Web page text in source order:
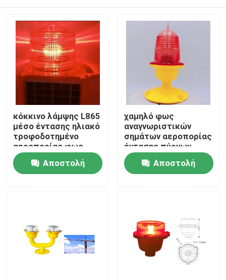
Προϊόντα
κόκκινο λάμψης L865
μέσο έντασης ηλιακό
τροφοδοτημένο
αεροπορίας φως
παρεμπόδισης
αεροσκαφών
εμποδίων ελαφρύ
Αποστολή
χαμηλό φως
αναγνωριστικών
σημάτων αεροπορίας
έντασης πύργων
τηλεπικοινωνιών
των οδηγήσεων 3W
32CD
Αποστολή